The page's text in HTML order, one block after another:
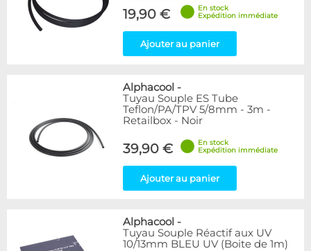
19,90 €
En stock
Expédition immédiate
Ajouter au panier
Alphacool -
Tuyau Souple ES Tube
Teflon/PA/TPV 5/8mm - 3m -
Retailbox - Noir
39,90 €
En stock
Expédition immédiate
Ajouter au panier
Alphacool -
Tuyau Souple Réactif aux UV
10/13mm BLEU UV (Boite de 1m)